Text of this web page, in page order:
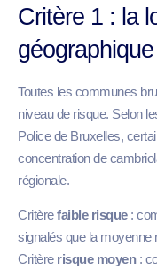
Critère 1 : la
géographique
Toutes les communes
niveau de risque. Selon
Police de Bruxelles,
concentration de
régionale.
Critèrefaible risque:
signalés que la moyenne
Critère risque moyen: